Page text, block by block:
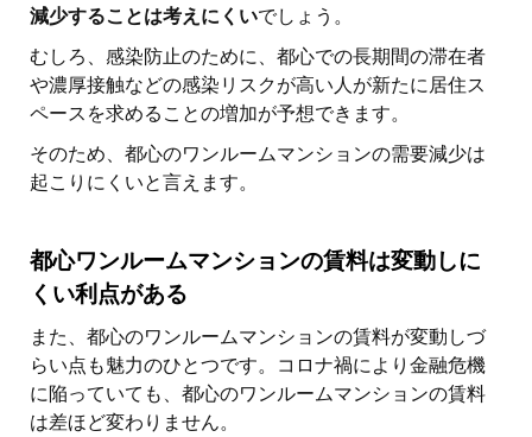
減少することは考えにくいでしょう。
むしろ、感染防止のために、都心での長期間の滞在者
や濃厚接触などの感染リスクが高い人が新たに居住ス
ペースを求めることの増加が予想できます。
そのため、都心のワンルームマンションの需要減少は
起こりにくいと言えます。
都心ワンルームマンションの賃料は変動しに
くい利点がある
また、都心のワンルームマンションの賃料が変動しづ
らい点も魅力のひとつです。コロナ禍により金融危機
に陥っていても、都心のワンルームマンションの賃料
は差ほど変わりません。